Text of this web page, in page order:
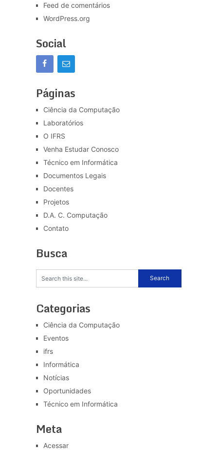
Feed de comentários
WordPress.org
Social
Páginas
Ciência da Computação
Laboratórios
O IFRS
Venha Estudar Conosco
Técnico em Informática
Documentos Legais
Docentes
Projetos
D.A. C. Computação
Contato
Busca
Categorias
Ciência da Computação
Eventos
ifrs
Informática
Notícias
Oportunidades
Técnico em Informática
Meta
Acessar